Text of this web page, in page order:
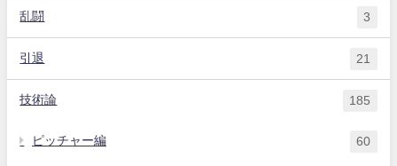
乱闘 3
引退 21
技術論 185
ピッチャー編 60